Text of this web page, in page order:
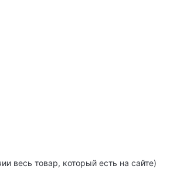
весь товар, который есть на сайте)